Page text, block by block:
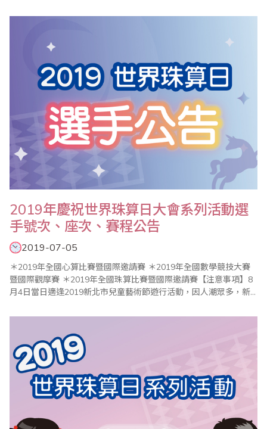
式童軍團太鼓隊熱情活力的表演揭開序幕。接著由蕭秋勇會長開幕
的教育功能，近年來也驗證學習珠算有助老年健腦益..
2019年慶祝世界珠算日大會系列活動選
手號次、座次、賽程公告
2019-07-05
＊2019年全國心算比賽暨國際邀請賽 ＊2019年全國數學競技大賽
暨國際觀摩賽 ＊2019年全國珠算比賽暨國際邀請賽【注意事項】8
月4日當日適逢2019新北市兒童藝術節遊行活動，因人潮眾多，新
量搭乘大眾交通工具，提前到場並注意安全。新北市政府公告：
分路段將進行交..